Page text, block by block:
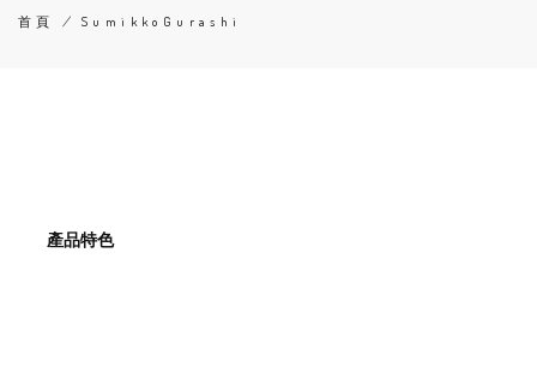
首頁 /SumikkoGurashi
產品特色